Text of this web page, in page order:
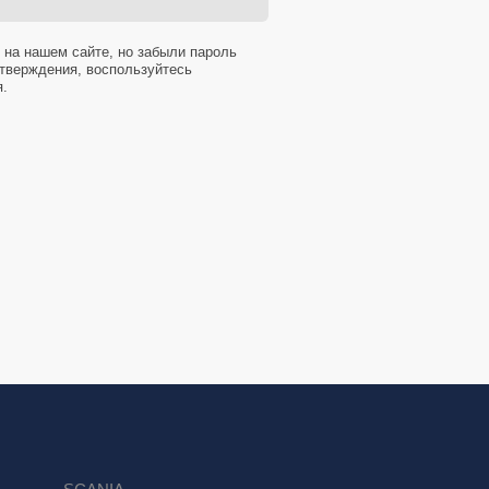
нашем сайте, но забыли пароль
воспользуйтесь